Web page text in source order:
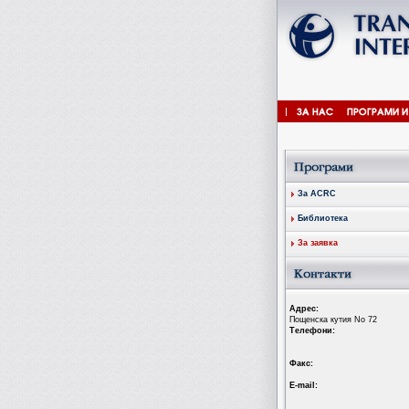
За ACRC
Библиотека
За заявка
Aдрес:
Пощенска кутия No 72
Tелефони:
Факс:
Е-mail: